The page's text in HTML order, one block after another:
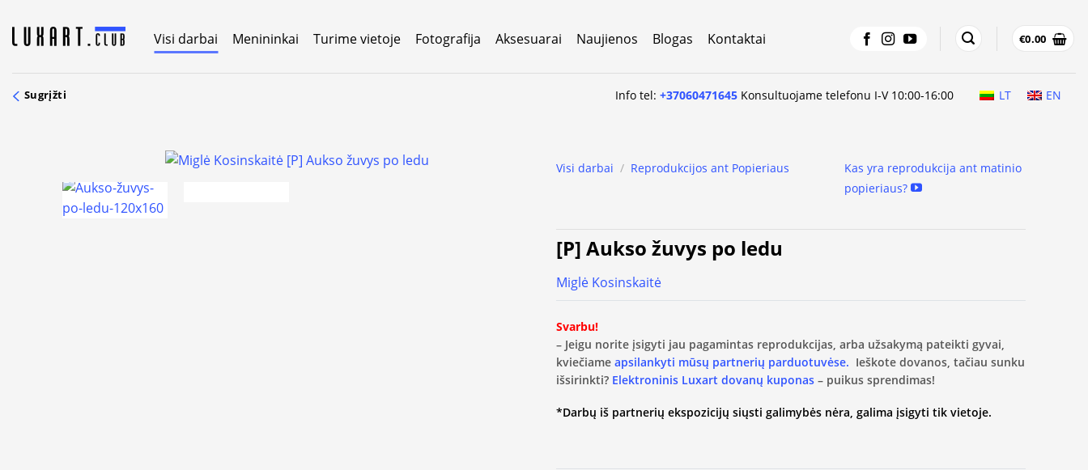
content
Visi darbai Menininkai Turime vietoje Fotografija Aksesuarai Naujienos Blogas Kontaktai €0.00
Sugrįžti Info tel:+37060471645 Konsultuojame telefonu I-V 10:00-16:00 LT EN
Visi darbai / Reprodukcijos ant Popieriaus
Kas yra reprodukcija ant matinio
popieriaus?
[P] Aukso žuvys po ledu
Miglė Kosinskaitė
Svarbu!
– Jeigu norite įsigyti jau pagamintas reprodukcijas, arba užsakymą pateikti gyvai,
kviečiame apsilankyti mūsų partnerių parduotuvėse. Ieškote dovanos, tačiau sunku
išsirinkti? Elektroninis Luxart dovanų kuponas – puikus sprendimas!
*Darbų iš partnerių ekspozicijų siųsti galimybės nėra, galima įsigyti tik vietoje.